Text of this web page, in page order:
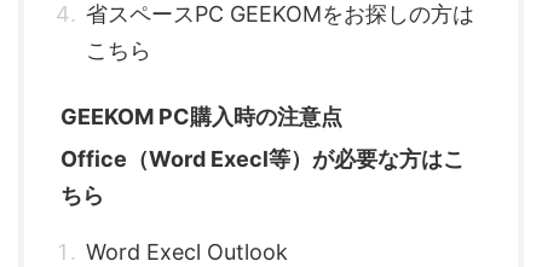
省スペースPC GEEKOMをお探しの方は
こちら
GEEKOM PC購入時の注意点
Office（Word Execl等）が必要な方はこ
ちら
Word Execl Outlook